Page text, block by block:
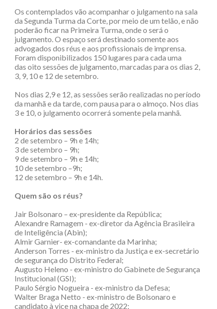
Os contemplados vão acompanhar o julgamento na sala
da Segunda Turma da Corte, por meio de um telão, e não
poderão ficar na Primeira Turma, onde o será o
julgamento. O espaço será destinado somente aos
advogados dos réus e aos profissionais de imprensa.
Foram disponibilizados 150 lugares para cada uma
das oito sessões de julgamento, marcadas para os dias 2,
3, 9, 10 e 12 de setembro.
Nos dias 2,9 e 12, as sessões serão realizadas no período
da manhã e da tarde, com pausa para o almoço. Nos dias
3 e 10, o julgamento ocorrerá somente pela manhã.
Horários das sessões
2 de setembro – 9h e 14h;
3 de setembro – 9h;
9 de setembro – 9h e 14h;
10 de setembro –9h;
12 de setembro – 9h e 14h.
Quem são os réus?
Jair Bolsonaro – ex-presidente da República;
Alexandre Ramagem - ex-diretor da Agência Brasileira
de Inteligência (Abin);
Almir Garnier- ex-comandante da Marinha;
Anderson Torres - ex-ministro da Justiça e ex-secretário
de segurança do Distrito Federal;
Augusto Heleno - ex-ministro do Gabinete de Segurança
Institucional (GSI);
Paulo Sérgio Nogueira - ex-ministro da Defesa;
Walter Braga Netto - ex-ministro de Bolsonaro e
candidato à vice na chapa de 2022;